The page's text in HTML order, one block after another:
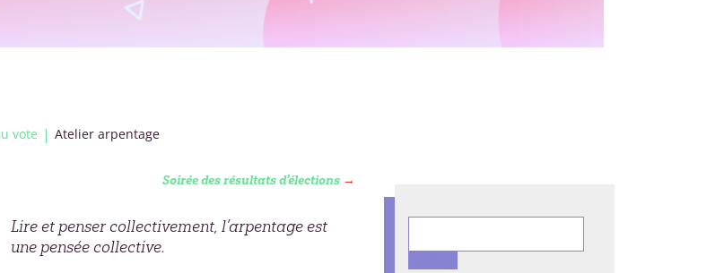
vote Atelier arpentage
Soirée des résultats d'élections→
Lire et penser collectivement, l’arpentage est
une pensée collective.
for: